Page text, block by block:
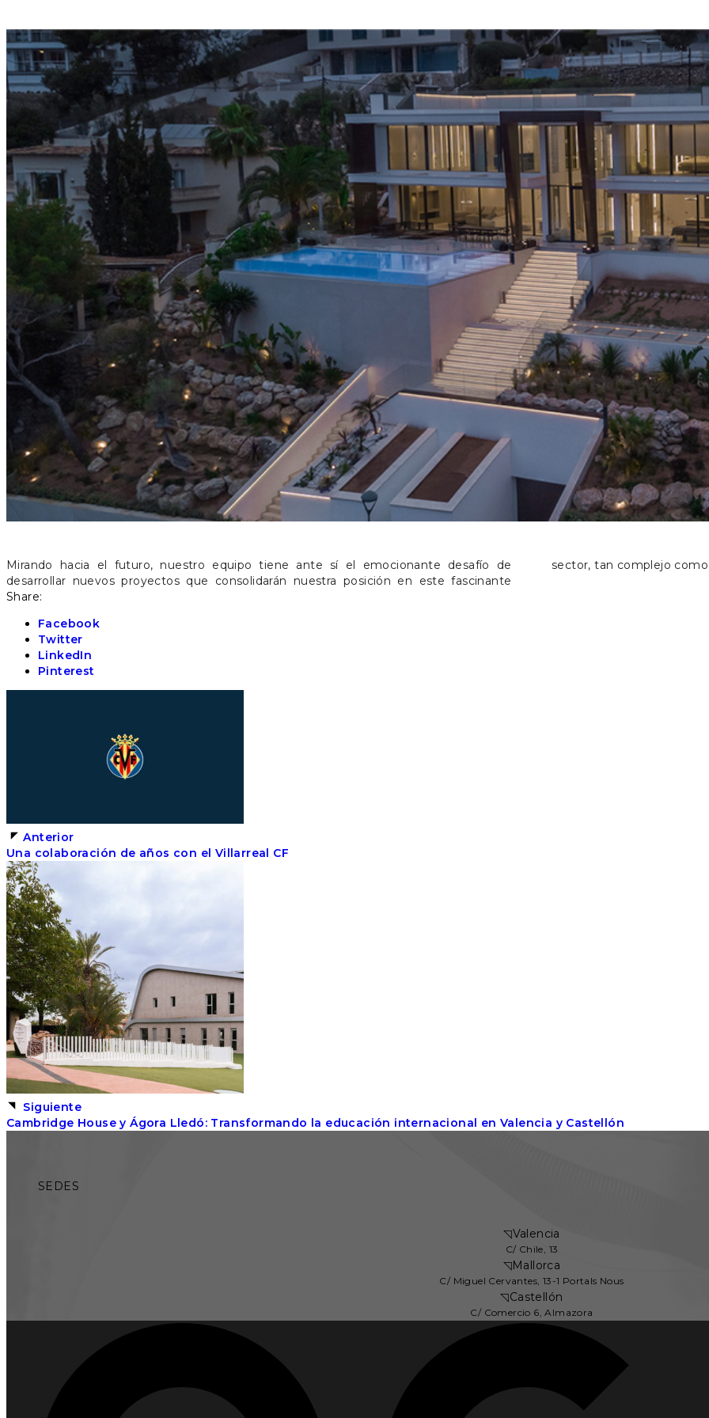
Mirando hacia el futuro, nuestro equipo tiene ante sí el emocionante desafío de
desarrollar nuevos proyectos que consolidarán nuestra posición en este fascinante
sector, tan complejo
Share:
Facebook
Twitter
LinkedIn
Pinterest
Anterior
Una colaboración de años con el Villarreal CF
Siguiente
Cambridge House y Ágora Lledó: Transformando la educación internacional en Valencia y Castellón
SEDES
◹Valencia
C/ Chile, 13
◹Mallorca
C/ Miguel Cervantes, 13-1 Portals Nous
◹Castellón
C/ Comercio 6, Almazora